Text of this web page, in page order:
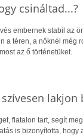
csináltad...?
embernek stabil az
a téren, a nőknél még
az ő történetüket.
lakjon
fiatalon tart, segít
is bizonyította,